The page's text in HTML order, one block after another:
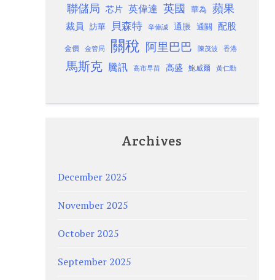
聯儲局 芯片 英偉達 英國 華為 蘋果
裁員 訪華 貝森特 辛偉誠 通脹 通關 配股
金價 金管局 關稅 阿里巴巴 陳茂波 香港
馬斯克 騰訊 高市早苗 高盛 鮑威爾 黃仁勳
Archives
December 2025
November 2025
October 2025
September 2025